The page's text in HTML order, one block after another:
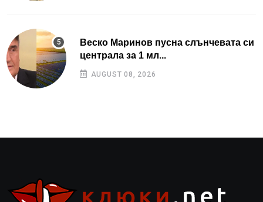
Веско Маринов пусна слънчевата си
централа за 1 мл...
AUGUST 08, 2026